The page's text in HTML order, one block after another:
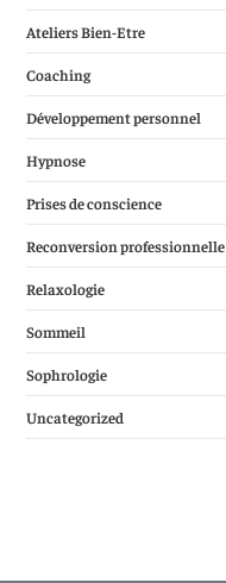
Ateliers Bien-Etre
Coaching
Développement personnel
Hypnose
Prises de conscience
Reconversion professionnelle
Relaxologie
Sommeil
Sophrologie
Uncategorized